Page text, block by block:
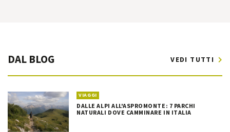
DAL BLOG VEDI TUTTI
VIAGGI
DALLE ALPI ALL'ASPROMONTE: 7 PARCHI
NATURALI DOVE CAMMINARE IN ITALIA